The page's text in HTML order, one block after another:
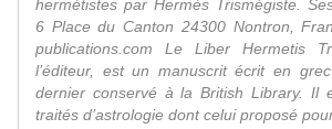
hermétistes par Hermès Trismégiste.
6 Place du Canton 24300 Nontron,
publications.com Le Liber Hermetis
l’éditeur, est un manuscrit écrit en
dernier conservé à la British Library. Il
traités d’astrologie dont celui proposé